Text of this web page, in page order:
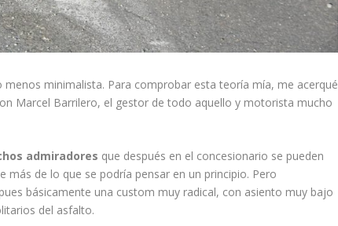
minimalista. Para comprobar esta teoría mía, me acerqué
Marcel Barrilero, el gestor de todo aquello y motorista mucho
admiradores que después en el concesionario se pueden
de lo que se podría pensar en un principio. Pero
básicamente una custom muy radical, con asiento muy bajo
del asfalto.